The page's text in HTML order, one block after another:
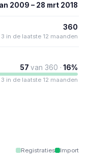
2009 – 28 mrt 2018
360
in de laatste 12 maanden
57 van 360 · 16%
in de laatste 12 maanden
Registraties Import